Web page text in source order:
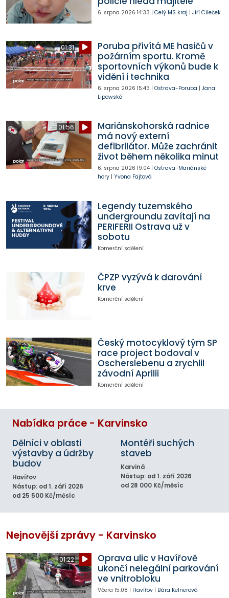
6. srpna 2026 14:33 | Celý MS kraj | Jiří Cileček
01:31
Poruba přivítá ME hasičů v
požárním sportu. Kromě
sportovních výkonů bude k
vidění i technika
6. srpna 2026 15:43 | Ostrava-Poruba | Jana
Lipowská
01:56
Mariánskohorská radnice
má nový externí
defibrilátor. Může zachránit
život během několika minut
6. srpna 2026 19:04| Ostrava-Mariánské
hory| Yvona Fajtová
Legendy tuzemského
undergroundu zavítají na
PERIFERII Ostrava už v
sobotu
Komerční sdělení
ČPZP vyzývá k darování
krve
Komerční sdělení
Český motocyklový tým SP
race project bodoval v
Oscherslebenu a zrychlil
závodní Aprilii
Komerční sdělení
Nabídka práce - Karvinsko
Dělníci v oblasti
výstavby a údržby
budov
Havířov
Nástup: od 1. září 2026
od 25 500 Kč/měsíc
Montéři suchých
staveb
Karviná
Nástup: od 1. září 2026
od 28 000 Kč/měsíc
Nejnovější zprávy - Karvinsko
01:22
Oprava ulic v Havířově
ukončí nelegální parkování
ve vnitrobloku
Včera 15:08 | Havířov| Bára Kelnerová